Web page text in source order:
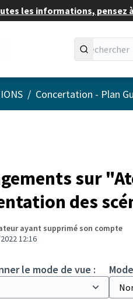
les informations, pensez
/ Concertation - Plan
sur
des
ayant supprimé son compte
12:16
le mode de vue :